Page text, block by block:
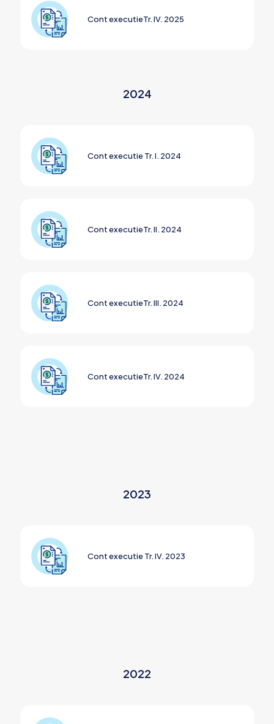
Cont executieTr. IV. 2025
2024
Cont executie Tr. I. 2024
Cont executieTr. II. 2024
Cont executieTr. III. 2024
Cont executieTr. IV. 2024
2023
Cont executie Tr. IV. 2023
2022